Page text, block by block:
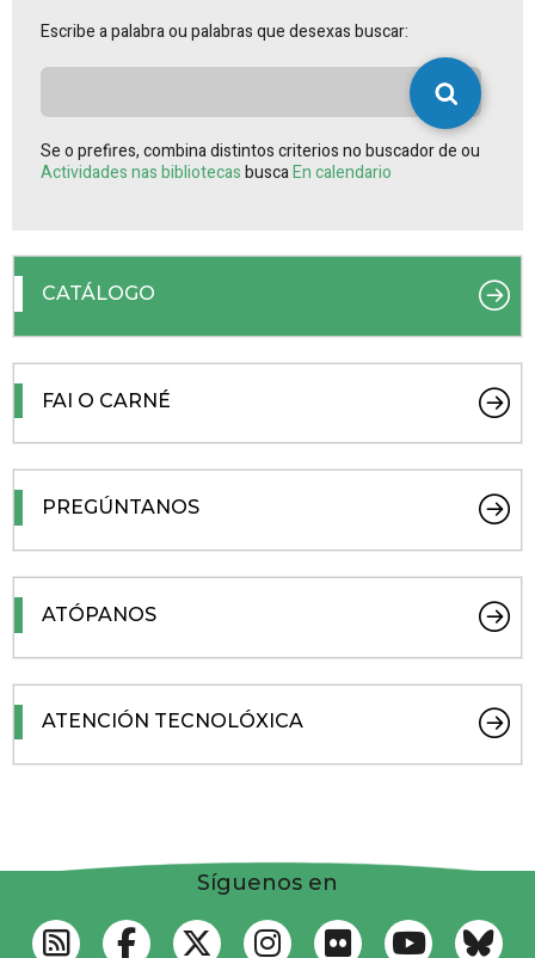
Escribe a palabra ou palabras que desexas buscar:
Se o prefires, combina distintos criterios no buscador de ou
Actividades nas bibliotecasbuscaEn calendario
CATÁLOGO
FAI O CARNÉ
PREGÚNTANOS
ATÓPANOS
ATENCIÓN TECNOLÓXICA
Síguenos en